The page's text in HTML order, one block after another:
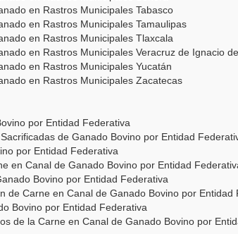
en Rastros Municipales Tabasco
en Rastros Municipales Tamaulipas
en Rastros Municipales Tlaxcala
en Rastros Municipales Veracruz de Ignacio
en Rastros Municipales Yucatán
en Rastros Municipales Zacatecas
por Entidad Federativa
de Ganado Bovino por Entidad
por Entidad Federativa
en Canal de Ganado Bovino por Entidad
Bovino por Entidad Federativa
de Carne en Canal de Ganado Bovino por Entidad
Bovino por Entidad Federativa
de la Carne en Canal de Ganado Bovino por